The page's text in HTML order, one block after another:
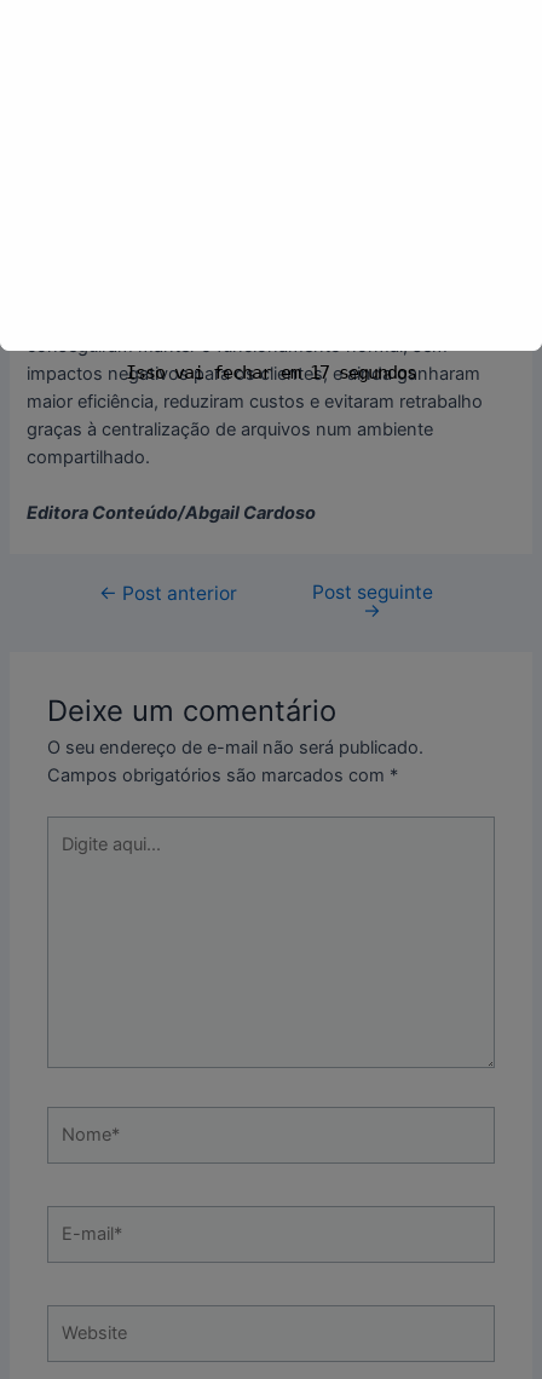
conseguiram manter o funcionamento normal, sem
impactos negativos para os clientes, e ainda ganharam
maior eficiência, reduziram custos e evitaram retrabalho
graças à centralização de arquivos num ambiente
compartilhado.
Editora Conteúdo/Abgail Cardoso
← Post anterior Post seguinte
→
Deixe um comentário
O seu endereço de e-mail não será publicado.
Campos obrigatórios são marcados com *
aqui...
mail*
Isso vai fechar em17 segundos